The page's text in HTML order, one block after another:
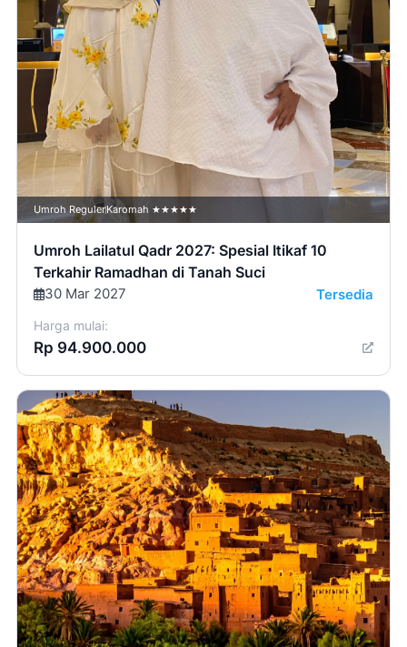
Umroh RegulerKaromah ★★★★★
Umroh Lailatul Qadr 2027: Spesial Itikaf 10
Terkahir Ramadhan di Tanah Suci
30 Mar 2027 Tersedia
Harga mulai:
Rp 94.900.000